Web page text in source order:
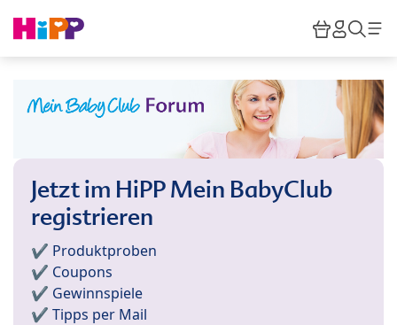
HiPP
Jetzt im HiPP Mein BabyClub
registrieren
✔️ Produktproben
✔️ Coupons
✔️ Gewinnspiele
✔️ Tipps per Mail